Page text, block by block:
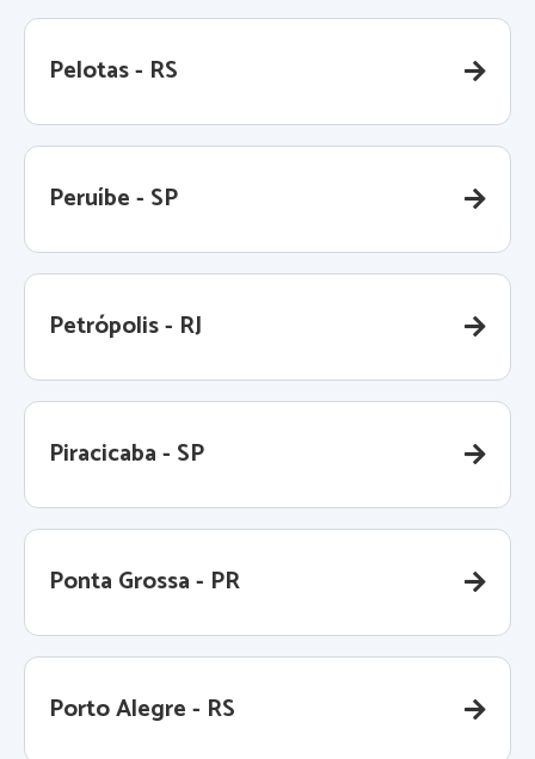
Pelotas - RS
Peruíbe - SP
Petrópolis - RJ
Piracicaba - SP
Ponta Grossa - PR
Porto Alegre - RS